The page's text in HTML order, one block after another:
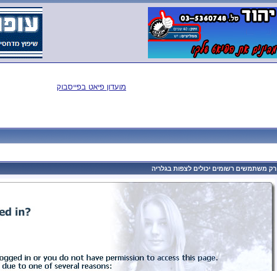
מועדון פיאט בפייסבוק
רק משתמשים רשומים יכולים לצפות בגלריה